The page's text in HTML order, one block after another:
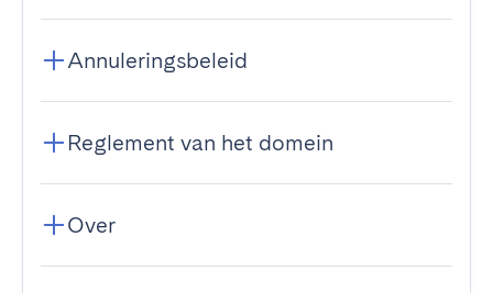
Annuleringsbeleid
Reglement van het domein
Over